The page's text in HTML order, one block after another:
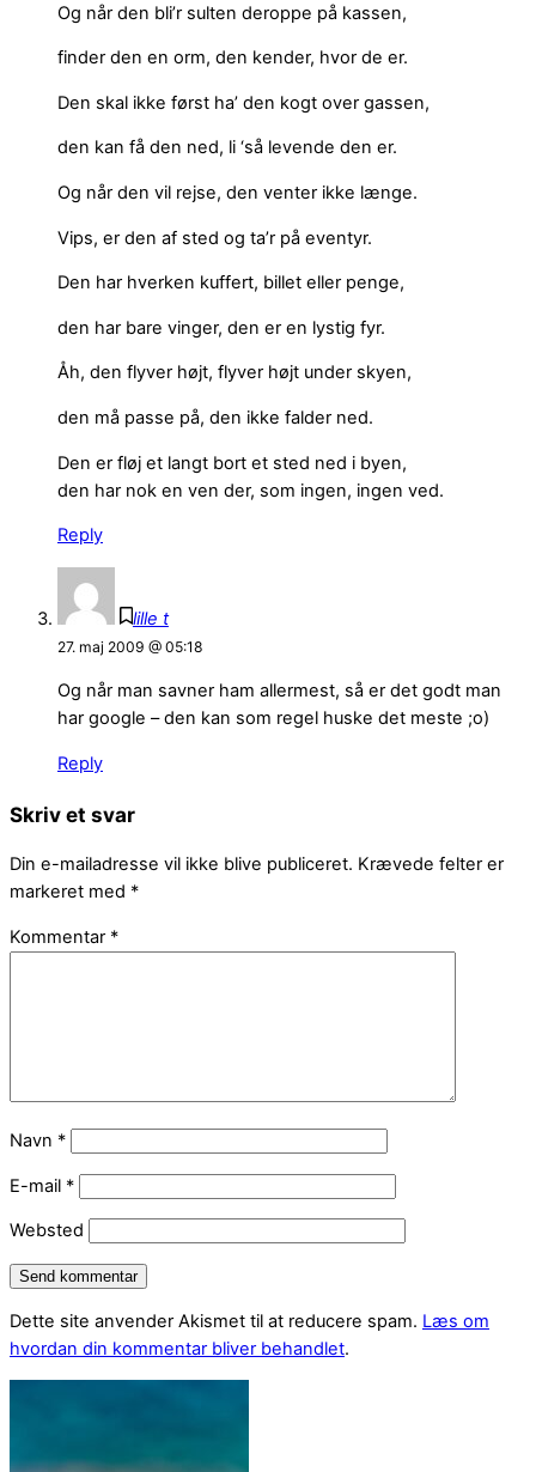
Og når den bli’r sulten deroppe på kassen,
finder den en orm, den kender, hvor de er.
Den skal ikke først ha’ den kogt over gassen,
den kan få den ned, li ‘så levende den er.
Og når den vil rejse, den venter ikke længe.
Vips, er den af sted og ta’r på eventyr.
Den har hverken kuffert, billet eller penge,
den har bare vinger, den er en lystig fyr.
Åh, den flyver højt, flyver højt under skyen,
den må passe på, den ikke falder ned.
Den er fløj et langt bort et sted ned i byen,
den har nok en ven der, som ingen, ingen ved.
Reply
lille t
27. maj 2009 @ 05:18
Og når man savner ham allermest, så er det godt man
har google – den kan som regel huske det meste ;o)
Reply
Skriv et svar
Din e-mailadresse vil ikke blive publiceret. Krævede felter er
markeret med *
Kommentar *
Navn *
E-mail *
Websted
Dette site anvender Akismet til at reducere spam. Læs om
hvordan din kommentar bliver behandlet.